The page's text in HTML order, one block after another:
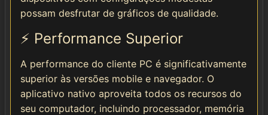
possam desfrutar de gráficos de qualidade.
⚡ Performance Superior
A performance do cliente PC é significativamente
superior às versões mobile e navegador. O
aplicativo nativo aproveita todos os recursos do
seu computador, incluindo processador, memória